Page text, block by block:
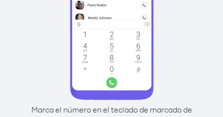
Marca el número en el teclado de marcado de